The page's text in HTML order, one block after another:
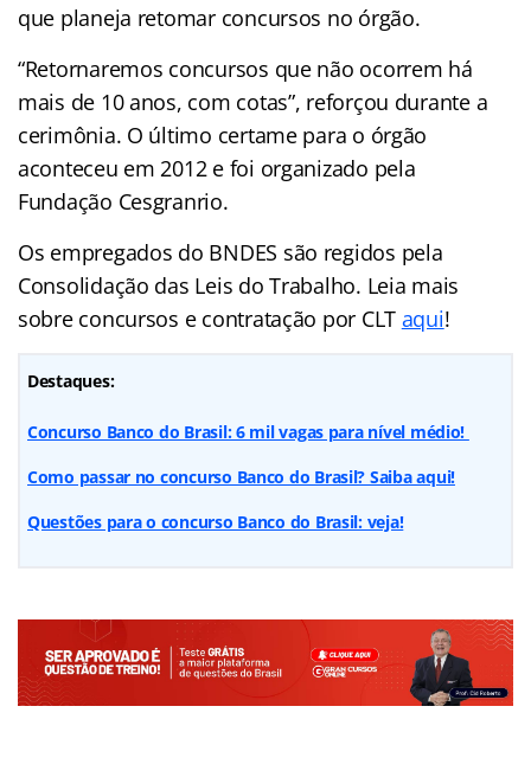
que planeja retomar concursos no órgão.
“Retornaremos concursos que não ocorrem há
mais de 10 anos, com cotas”, reforçou durante a
cerimônia. O último certame para o órgão
aconteceu em 2012 e foi organizado pela
Fundação Cesgranrio.
Os empregados do BNDES são regidos pela
Consolidação das Leis do Trabalho. Leia mais
sobre concursos e contratação por CLT aqui!
Destaques:
Concurso Banco do Brasil: 6 mil vagas para nível médio!
Como passar no concurso Banco do Brasil? Saiba aqui!
Questões para o concurso Banco do Brasil: veja!